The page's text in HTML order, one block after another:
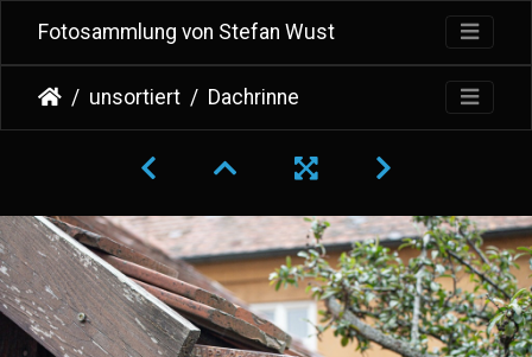
Fotosammlung von Stefan Wust
unsortiert Dachrinne